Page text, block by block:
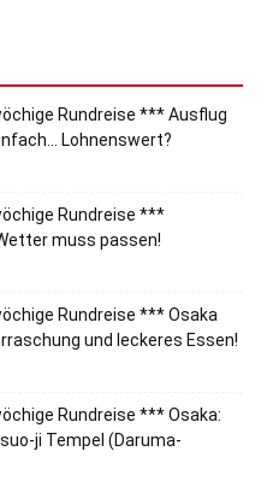
Rundreise *** Ausflug
Lohnenswert?
Rundreise ***
muss passen!
Rundreise *** Osaka
und leckeres Essen!
Rundreise *** Osaka:
ji Tempel (Daruma-